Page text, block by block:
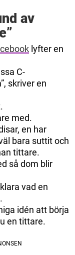
av
lyfter en
C-
skriver en
med.
en har
bara suttit och
tittare.
så dom blir
vad en
idén att börja
en tittare.